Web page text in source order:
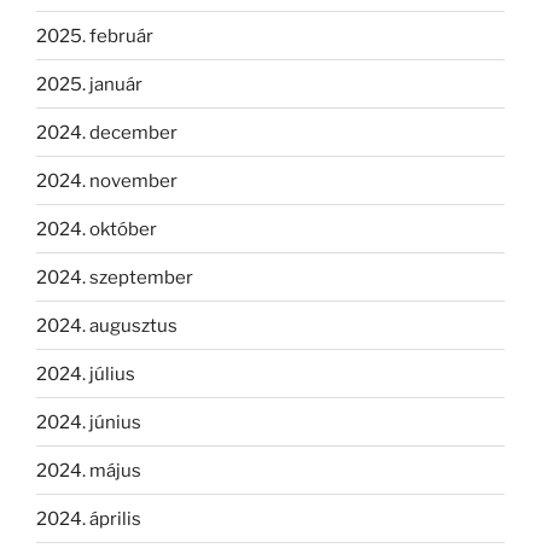
2025. február
2025. január
2024. december
2024. november
2024. október
2024. szeptember
2024. augusztus
2024. július
2024. június
2024. május
2024. április